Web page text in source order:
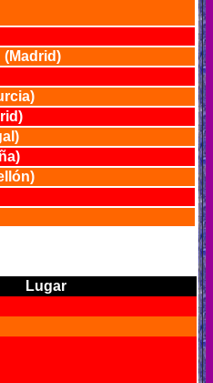
(Madrid)
Lugar